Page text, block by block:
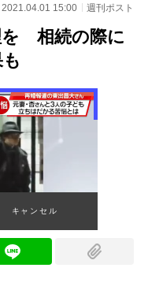
2021.04.01 15:00 週刊ポスト
を 相続の際に
キャンセル